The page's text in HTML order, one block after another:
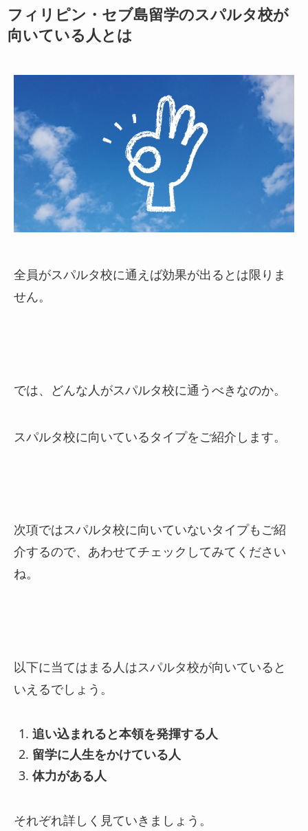
フィリピン・セブ島留学のスパルタ校が
向いている人とは
全員がスパルタ校に通えば効果が出るとは限りま
せん。
では、どんな人がスパルタ校に通うべきなのか。
スパルタ校に向いているタイプをご紹介します。
次項ではスパルタ校に向いていないタイプもご紹
介するので、あわせてチェックしてみてください
ね。
以下に当てはまる人はスパルタ校が向いていると
いえるでしょう。
追い込まれると本領を発揮する人
留学に人生をかけている人
体力がある人
それぞれ詳しく見ていきましょう。